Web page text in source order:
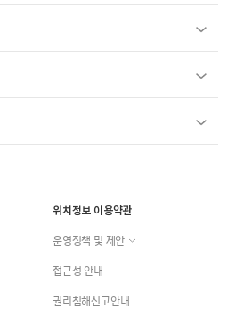
위치정보 이용약관
운영정책 및 제안
접근성 안내
권리침해신고안내